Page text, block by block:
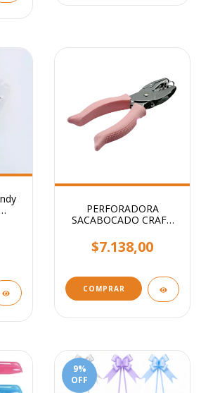
PERFORADORA
SACABOCADO CRAFT
$7.138,00
COMPRAR
9%
OFF